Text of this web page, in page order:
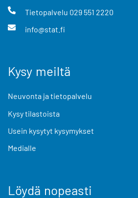
Tietopalvelu 029 551 2220
info@stat.fi
Kysy meiltä
Neuvonta ja tietopalvelu
Kysy tilastoista
Usein kysytyt kysymykset
Medialle
Löydä nopeasti